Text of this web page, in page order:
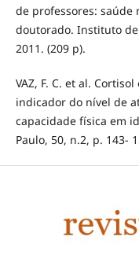
de professores: saúde
doutorado. Instituto de
2011. (209 p).
VAZ, F. C. et al.
indicador do nível de
capacidade física em
Paulo, 50, n.2, p. 143-